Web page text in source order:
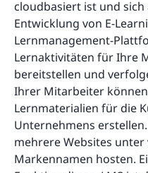
cloudbasiert ist und
Entwicklung von E-
Lernmanagement-
Lernaktivitäten für Ihre
bereitstellen und
Ihrer Mitarbeiter
Lernmaterialien für die
Unternehmens
mehrere Websites unter
Markennamen hosten.